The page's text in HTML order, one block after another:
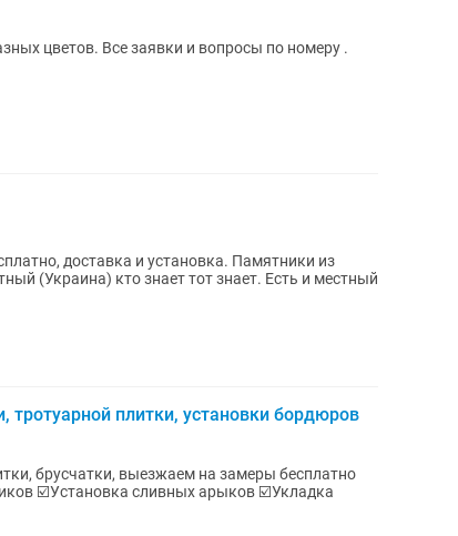
цветов. Все заявки и вопросы по номеру .
доставка и установка. Памятники из
(Украина) кто знает тот знает. Есть и местный
тротуарной плитки, установки бордюров
брусчатки, выезжаем на замеры бесплатно